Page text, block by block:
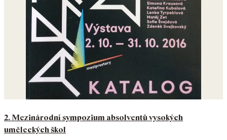
2. Mezinárodní sympozium absolventů vysokých
uměleckých škol